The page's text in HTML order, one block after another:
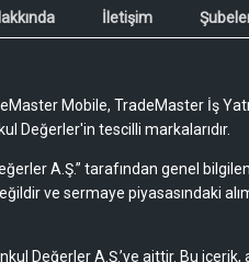
İletişim
Mobile, TradeMaster İş
Değerler'in tescilli markalarıdır.
A.Ş.” tarafından genel
ve sermaye piyasasındaki
Değerler A.Ş.’ye aittir. Bu